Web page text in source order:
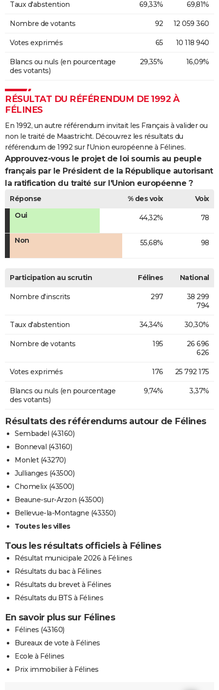
Taux d'abstention 69,33% 69,81%
Nombre de votants 92 12 059 360
Votes exprimés 65 10 118 940
Blancs ou nuls (en pourcentage
des votants)
29,35% 16,09%
RÉSULTAT DU RÉFÉRENDUM DE 1992 À
FÉLINES
En 1992, un autre référendum invitait les Français à valider ou
non le traité de Maastricht. Découvrez les résultats du
référendum de 1992 sur l'Union européenne à Félines.
Approuvez-vous le projet de loi soumis au peuple
français par le Président de la République autorisant
la ratification du traité sur l'Union européenne ?
Réponse % des voix
Voix
Oui
44,32% 78
Non 55,68% 98
Participation au scrutin Félines National
Nombre d'inscrits 297
38 299
794
Taux d'abstention 34,34% 30,30%
Nombre de votants 195
26 696
626
Votes exprimés 176 25 792 175
Blancs ou nuls (en pourcentage
des votants)
9,74% 3,37%
Résultats des référendums autour de Félines
Sembadel (43160)
Bonneval (43160)
Monlet (43270)
Jullianges (43500)
Chomelix (43500)
Beaune-sur-Arzon (43500)
Bellevue-la-Montagne (43350)
Toutes les villes
Tous les résultats officiels à Félines
Résultat municipale 2026 à Félines
Résultats du bac à Félines
Résultats du brevet à Félines
Résultats du BTS à Félines
En savoir plus sur Félines
Félines (43160)
Bureaux de vote à Félines
Ecole à Félines
Prix immobilier à Félines